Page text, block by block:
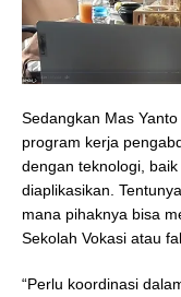
Sedangkan Mas
program kerja
dengan teknologi,
diaplikasikan.
mana pihaknya bisa
Sekolah Vokasi atau
“Perlu koordinasi